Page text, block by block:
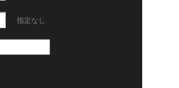
指定なし